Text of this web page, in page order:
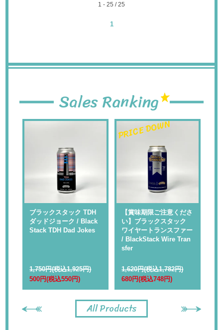
1 - 25 / 25
1
Sales Ranking
ブラックスタック TDH
ダッドジョーク / Black
Stack TDH Dad Jokes
1,750円(税込1,925円)
500円(税込550円)
PRICE DOWN
【賞味期限ご注意くださ
い】ブラックスタック
ワイヤートランスファー
/ BlackStack Wire Tran
sfer
1,620円(税込1,782円)
680円(税込748円)
All Products